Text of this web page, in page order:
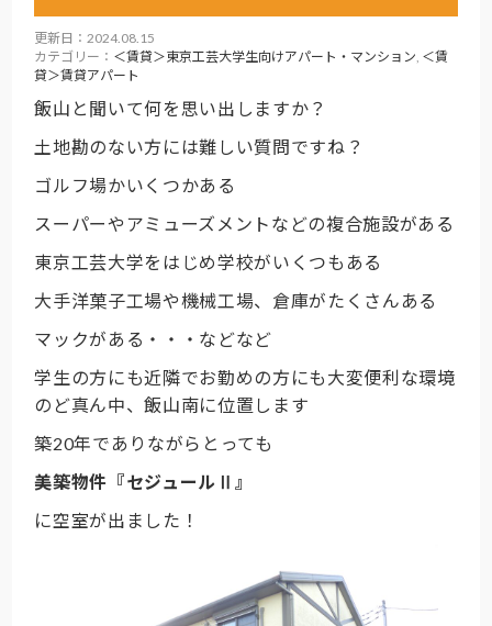
更新日：2024.08.15
カテゴリー： ＜賃貸＞東京工芸大学生向けアパート・マンション, ＜賃
貸＞賃貸アパート
飯山と聞いて何を思い出しますか？
土地勘のない方には難しい質問ですね？
ゴルフ場かいくつかある
スーパーやアミューズメントなどの複合施設がある
東京工芸大学をはじめ学校がいくつもある
大手洋菓子工場や機械工場、倉庫がたくさんある
マックがある・・・などなど
学生の方にも近隣でお勤めの方にも大変便利な環境
のど真ん中、飯山南に位置します
築20年でありながらとっても
美築物件『セジュールⅡ』
に空室が出ました！